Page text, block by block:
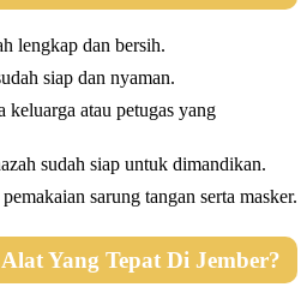
lengkap dan bersih.
siap dan nyaman.
atau petugas yang
sudah siap untuk dimandikan.
sarung tangan serta masker.
Yang Tepat Di Jember?